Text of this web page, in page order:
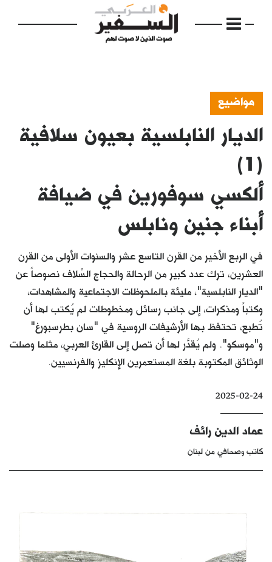
الرئيسية
مواضيع
إفتتاحية
دفاتر
بالصورة
كتّابنا
الأرشيف
مواضيع
الديار النابلسية بعيون سلافية
(1)
ألكسي سوفورين في ضيافة
أبناء جنين ونابلس
في الربع الأخير من القرن التاسع عشر والسنوات الأولى من القرن
العشرين، ترك عدد كبير من الرحالة والحجاج السْلاف نصوصاً عن
"الديار النابلسية"، مليئة بالملحوظات الاجتماعية والمشاهدات،
وكتباً ومذكرات، إلى جانب رسائل ومخطوطات لم يُكتب لها أن
تُطبع، تحتفظ بها الأرشيفات الروسية في "سان بطرسبورغ"
و"موسكو". ولم يُقدَّر لها أن تصل إلى القارئ العربي، مثلما وصلت
الوثائق المكتوبة بلغة المستعمرين الإنكليز والفرنسيين.
2025-02-24
عماد الدين رائف
كاتب وصحافي من لبنان